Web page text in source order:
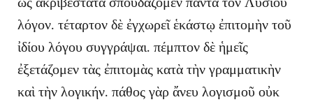
λόγον. τέταρτον δὲ ἐγχωρεῖ ἑκάστῳ ἐπιτομὴν τοῦ
ἰδίου λόγου συγγράψαι. πέμπτον δὲ ἡμεῖς
ἐξετάζομεν τὰς ἐπιτομὰς κατὰ τὴν γραμματικὴν
καὶ τὴν λογικήν. πάθος γὰρ ἄνευ λογισμοῦ οὐκ